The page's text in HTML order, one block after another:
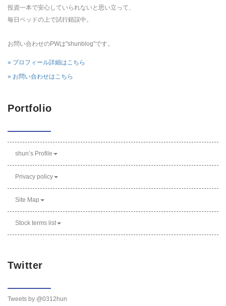
投資一本で安心していられないと思い立って、
毎日ベッドの上で試行錯誤中。
お問い合わせのPWは"shunblog"です。
» プロフィール詳細はこちら
» お問い合わせはこちら
Portfolio
shun’s Profile
Privacy policy
Site Map
Stock terms list
Twitter
Tweets by @0312hun